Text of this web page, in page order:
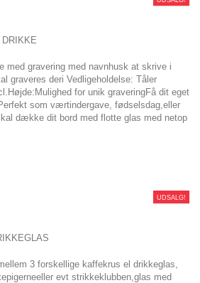
med gravering med navnhusk at skrive i
graveres deri Vedligeholdelse: Tåler
for unik graveringFå dit eget
som værtindergave, fødselsdag,eller
dække dit bord med flotte glas med netop
UDSALG!
3 forskellige kaffekrus el drikkeglas,
evt strikkeklubben,glas med